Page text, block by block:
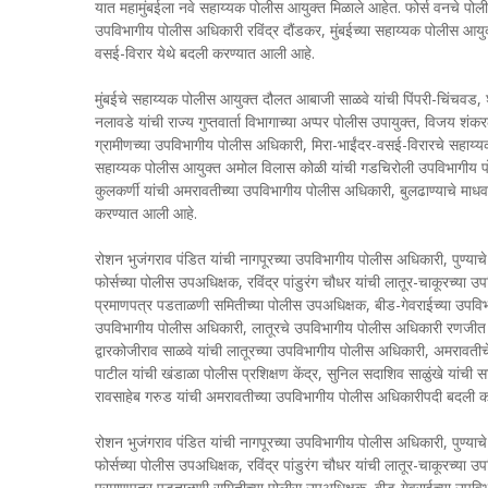
यात महामुंबईला नवे सहाय्यक पोलीस आयुक्त मिळाले आहेत. फोर्स वनचे
उपविभागीय पोलीस अधिकारी रविंद्र दौंडकर, मुंबईच्या सहाय्यक पोलीस
वसई-विरार येथे बदली करण्यात आली आहे.
मुंबईचे सहाय्यक पोलीस आयुक्त दौलत आबाजी साळवे यांची पिंपरी-चिंचवड,
नलावडे यांची राज्य गुप्तवार्ता विभागाच्या अप्पर पोलीस उपायुक्त, विजय
ग्रामीणच्या उपविभागीय पोलीस अधिकारी, मिरा-भाईंदर-वसई-विरारचे
सहाय्यक पोलीस आयुक्त अमोल विलास कोळी यांची गडचिरोली
कुलकर्णी यांची अमरावतीच्या उपविभागीय पोलीस अधिकारी, बुलढाण्याचे
करण्यात आली आहे.
रोशन भुजंगराव पंडित यांची नागपूरच्या उपविभागीय पोलीस अधिकारी,
फोर्सच्या पोलीस उपअधिक्षक, रविंद्र पांडुरंग चौधर यांची लातूर-चाकूरच्या
प्रमाणपत्र पडताळणी समितीच्या पोलीस उपअधिक्षक, बीड-गेवराईच्या
उपविभागीय पोलीस अधिकारी, लातूरचे उपविभागीय पोलीस अधिकारी
द्वारकोजीराव साळवे यांची लातूरच्या उपविभागीय पोलीस अधिकारी,
पाटील यांची खंडाळा पोलीस प्रशिक्षण केंद्र, सुनिल सदाशिव साळुंखे यांची
रावसाहेब गरुड यांची अमरावतीच्या उपविभागीय पोलीस अधिकारीपदी
रोशन भुजंगराव पंडित यांची नागपूरच्या उपविभागीय पोलीस अधिकारी,
फोर्सच्या पोलीस उपअधिक्षक, रविंद्र पांडुरंग चौधर यांची लातूर-चाकूरच्या